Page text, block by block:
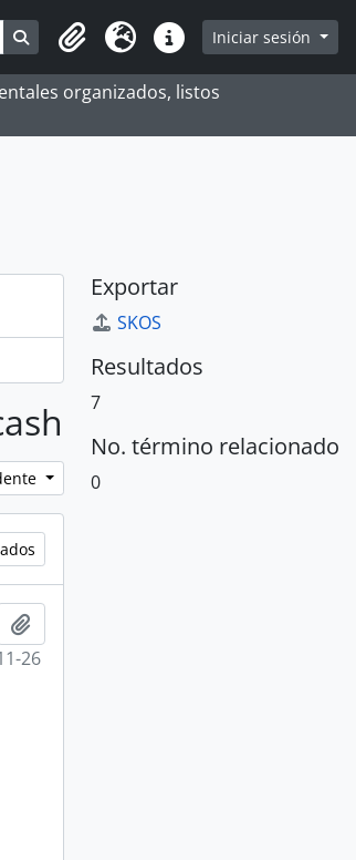
Search in browse page
Portapapeles
Idioma Enlaces rápidos
Iniciar sesión
organizados, listos
26
Exportar
SKOS
Resultados
7
No. término relacionado
0